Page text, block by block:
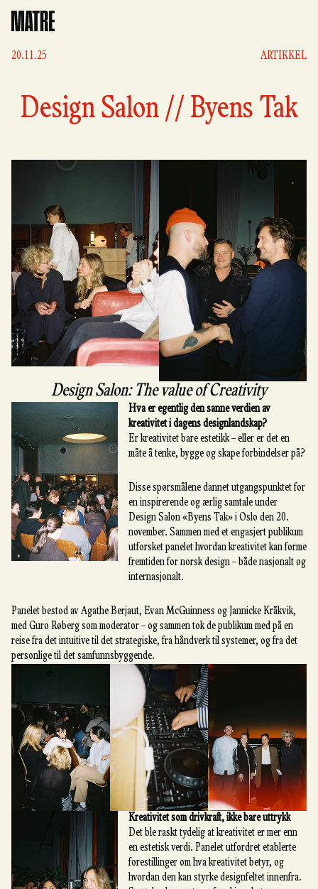
Matre
20.11.25
Design Salon // Byens Tak
ARTIKKEL
Design Salon: The value of Creativity
Hva er egentlig den sanne verdien av
kreativitet i dagens designlandskap?
Er kreativitet bare estetikk – eller er det en
måte å tenke, bygge og skape forbindelser på?
Disse spørsmålene dannet utgangspunktet for
en inspirerende og ærlig samtale under
Design Salon «Byens Tak» i Oslo den 20.
november. Sammen med et engasjert publikum
utforsket panelet hvordan kreativitet kan forme
fremtiden for norsk design – både nasjonalt og
internasjonalt.
Panelet bestod av Agathe Berjaut, Evan McGuinness og Jannicke Kråkvik,
med Guro Røberg som moderator – og sammen tok de publikum med på en
reise fra det intuitive til det strategiske, fra håndverk til systemer, og fra det
personlige til det samfunnsbyggende.
Kreativitet som drivkraft, ikke bare uttrykk
Det ble raskt tydelig at kreativitet er mer enn
en estetisk verdi. Panelet utfordret etablerte
forestillinger om hva kreativitet betyr, og
hvordan den kan styrke designfeltet innenfra.